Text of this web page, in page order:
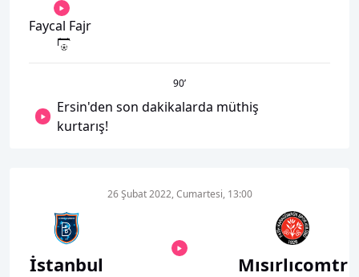
Faycal Fajr
90’
Ersin'den son dakikalarda müthiş
kurtarış!
İstanbul
26 Şubat 2022, Cumartesi, 13:00
Mısırlıcomtr